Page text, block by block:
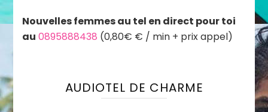
Nouvelles femmes au tel en direct pour toi
au 0895888438 (0,80€ € / min + prix appel)
AUDIOTEL DE CHARME